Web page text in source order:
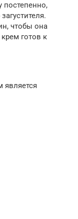
постепенно,
чтобы она
готов к
является